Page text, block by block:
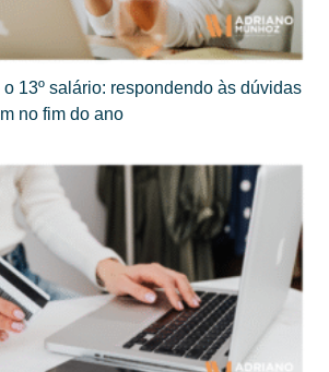
13º salário: respondendo às dúvidas
no fim do ano